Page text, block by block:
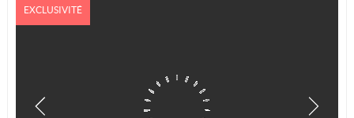
EXCLUSIVITÉ